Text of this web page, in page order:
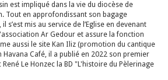
est impliqué dans la vie du diocèse de
Tout en approfondissant son bagage
s’est mis au service de l’Eglise en devenant
Ar Gedour et assure la fonction
aussi le site Kan Iliz (promotion du cantique
Café, il a publié en 2022 son premier
Le Honzec la BD "L'histoire du Pèlerinage